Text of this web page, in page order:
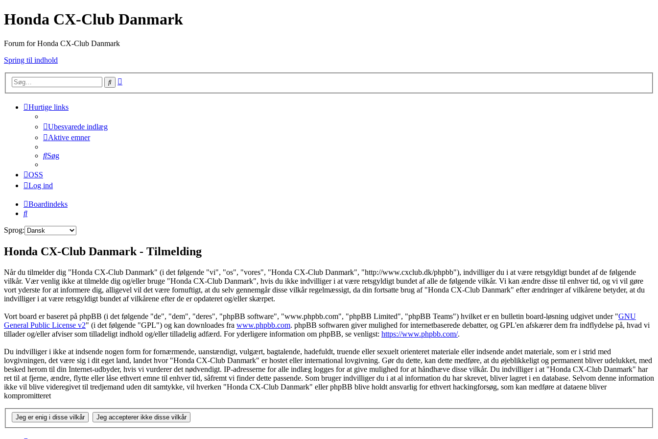
Honda CX-Club Danmark
Forum for Honda CX-Club Danmark
Spring til indhold
Søg
Hurtige links
Ubesvarede indlæg
Aktive emner
Søg
OSS
Log ind
Boardindeks
Søg
Sprog:
Honda CX-Club Danmark - Tilmelding
Når du tilmelder dig "Honda CX-Club Danmark" (i det følgende "vi", "os", "vores", "Honda CX-Club Danmark", "http://www.cxclub.dk/phpbb"), indvilliger du i at være retsgyldigt bundet af de følgende
vilkår. Vær venlig ikke at tilmelde dig og/eller bruge "Honda CX-Club Danmark", hvis du ikke indvilliger i at være retsgyldigt bundet af alle de følgende vilkår. Vi kan ændre disse til enhver tid, og vi vil gøre
vort yderste for at informere dig, alligevel vil det være fornuftigt, at du selv gennemgår disse vilkår regelmæssigt, da din fortsatte brug af "Honda CX-Club Danmark" efter ændringer af vilkårene betyder, at du
indvilliger i at være retsgyldigt bundet af vilkårene efter de er opdateret og/eller skærpet.
Vort board er baseret på phpBB (i det følgende "de", "dem", "deres", "phpBB software", "www.phpbb.com", "phpBB Limited", "phpBB Teams") hvilket er en bulletin board-løsning udgivet under "GNU
General Public License v2" (i det følgende "GPL") og kan downloades fra www.phpbb.com. phpBB softwaren giver mulighed for internetbaserede debatter, og GPL'en afskærer dem fra indflydelse på, hvad vi
tillader og/eller afviser som tilladeligt indhold og/eller tilladelig adfærd. For yderligere information om phpBB, se venligst: https://www.phpbb.com/.
Du indvilliger i ikke at indsende nogen form for fornærmende, uanstændigt, vulgært, bagtalende, hadefuldt, truende eller sexuelt orienteret materiale eller indsende andet materiale, som er i strid med
lovgivningen, det være sig i dit eget land, landet hvor "Honda CX-Club Danmark" er hostet eller international lovgivning. Gør du dette, kan dette medføre, at du øjeblikkeligt og permanent bliver udelukket, med
besked herom til din Internet-udbyder, hvis vi vurderer det nødvendigt. IP-adresserne for alle indlæg logges for at give mulighed for at håndhæve disse vilkår. Du indvilliger i at "Honda CX-Club Danmark" har
ret til at fjerne, ændre, flytte eller låse ethvert emne til enhver tid, såfremt vi finder dette passende. Som bruger indvilliger du i at al information du har skrevet, bliver lagret i en database. Selvom denne information
ikke vil blive videregivet til tredjemand uden dit samtykke, vil hverken "Honda CX-Club Danmark" eller phpBB blive holdt ansvarlig for ethvert hackingforsøg, som kan medføre at dataene bliver
kompromitteret